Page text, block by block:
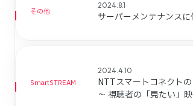
その他
2024.8.1
サーバーメンテナンス
SmartSTREAM
2024.4.10
NTTスマートコネクト
～ 視聴者の「見たい」